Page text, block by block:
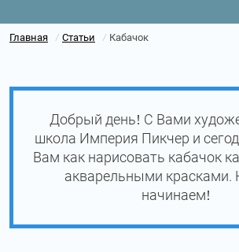
Главная / Статьи / Кабачок
Добрый день! С Вами
школа Империя Пикчер и
Вам как нарисовать кабачок
акварельными красками.
начинаем!